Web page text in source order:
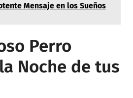
Mensaje en los Sueños
Perro
Noche de tus